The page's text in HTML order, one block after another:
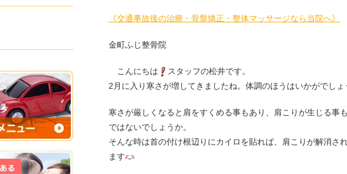
《交通事故後の治療・骨盤矯正・整体マッサージなら当院へ》
金町ふじ整骨院
こんにちは
スタッフの松井です。
2月に入り寒さが増してきましたね。体調のほうはいかがでしょ
寒さが厳しくなると肩をすくめる事もあり、肩こりが生じる事
ではないでしょうか。
そんな時は首の付け根辺りにカイロを貼れば、肩こりが解消さ
ます